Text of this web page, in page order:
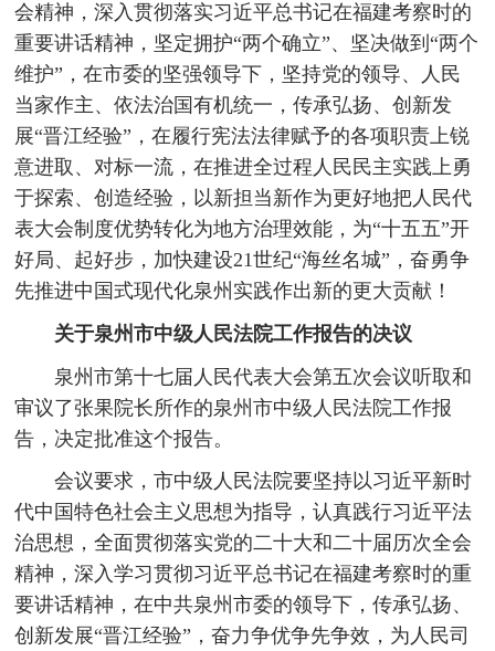
会精神，深入贯彻落实习近平总书记在福建考察时的
重要讲话精神，坚定拥护“两个确立”、坚决做到“两个
维护”，在市委的坚强领导下，坚持党的领导、人民
当家作主、依法治国有机统一，传承弘扬、创新发
展“晋江经验”，在履行宪法法律赋予的各项职责上锐
意进取、对标一流，在推进全过程人民民主实践上勇
于探索、创造经验，以新担当新作为更好地把人民代
表大会制度优势转化为地方治理效能，为“十五五”开
好局、起好步，加快建设21世纪“海丝名城”，奋勇争
先推进中国式现代化泉州实践作出新的更大贡献！
关于泉州市中级人民法院工作报告的决议
泉州市第十七届人民代表大会第五次会议听取和
审议了张果院长所作的泉州市中级人民法院工作报
告，决定批准这个报告。
会议要求，市中级人民法院要坚持以习近平新时
代中国特色社会主义思想为指导，认真践行习近平法
治思想，全面贯彻落实党的二十大和二十届历次全会
精神，深入学习贯彻习近平总书记在福建考察时的重
要讲话精神，在中共泉州市委的领导下，传承弘扬、
创新发展“晋江经验”，奋力争优争先争效，为人民司